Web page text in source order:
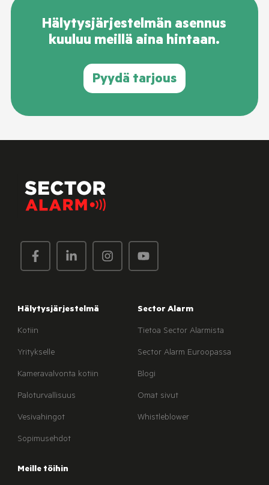
Hälytysjärjestelmän asennus
kuuluu meillä aina hintaan.
Pyydä tarjous
Hälytysjärjestelmä
Kotiin
Yritykselle
Kameravalvonta kotiin
Paloturvallisuus
Vesivahingot
Sopimusehdot
Sector Alarm
Tietoa Sector Alarmista
Sector Alarm Euroopassa
Blogi
Omat sivut
Whistleblower
Meille töihin